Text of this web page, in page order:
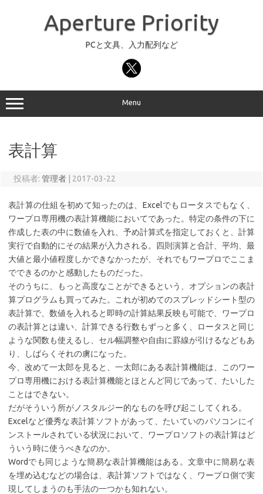
Aperture Priority
PCと文具、入力配列など
Menu
表計算
投稿者: 管理者 2017-03-22
表計算の仕組を初めて知ったのは、Excelでもロータスでもなく、
ワープロ専用機の表計算機能においてであった。特定の条件の下に
作成した表の中に数値を入れ、予め計算式を指定しておくと、計算
実行で自動的にその結果が入力される。四則演算と合計、平均、最
大値と最小値程度しかできなかったが、それでもワープロでここま
でできるのかと感動したものだった。
そのうちに、もっと高度なことができるという、オプションの表計
算プログラムも買ってみた。これが初めてのスプレッドシート型の
表計算で、数値を入れると即時の計算結果反映も可能で、ワープロ
の表計算とは違い、計算できる行数もずっと多く、ロータスと同じ
ような関数も使えるし、セル幅調整や自由に罫線が引けるなどもあ
り、しばらくそれの虜になった。
今、改めて一太郎を見ると、一太郎にある表計算機能は、このワー
プロ専用機における表計算機能とほとんど同じであって、たいした
ことはできない。
だがそういう所がノスタルジー的なものを呼び起こしてくれる。
Excelなど優秀な表計算ソフトがあって、たいていのパソコンにイ
ンストールされている状況において、ワープロソフトの表計算はど
ういう時に使うべきなのか。
Wordでも同じような簡易な表計算機能はある。文章中に簡易な表
を埋め込むなどの場合は、表計算ソフトではなく、ワープロ側で実
現してしまうのも手法の一つかも知れない。